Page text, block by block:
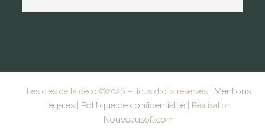
Les clés de la déco ©2026 – Tous droits réservés | Mentions
légales
Politique de confidentialité | Réalisation
Nouveausoft.com